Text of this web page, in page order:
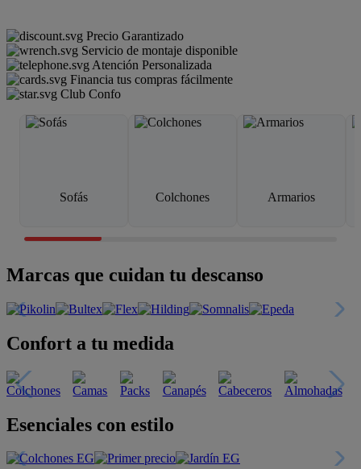
Precio Garantizado
Servicio de montaje disponible
Atención Personalizada
Financia tus compras fácilmente
Club Confo
Sofás Colchones Armarios
Marcas que cuidan tu descanso
Confort a tu medida
Esenciales con estilo